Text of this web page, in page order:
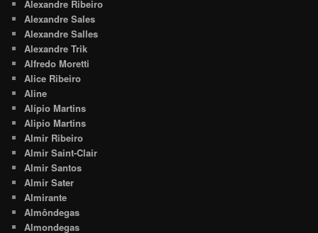
Alexandre Ribeiro
Alexandre Sales
Alexandre Salles
Alexandre Trik
Alfredo Moretti
Alice Ribeiro
Aline
Alípio Martins
Alipio Martins
Almir Ribeiro
Almir Saint-Clair
Almir Santos
Almir Sater
Almirante
Almôndegas
Almondegas